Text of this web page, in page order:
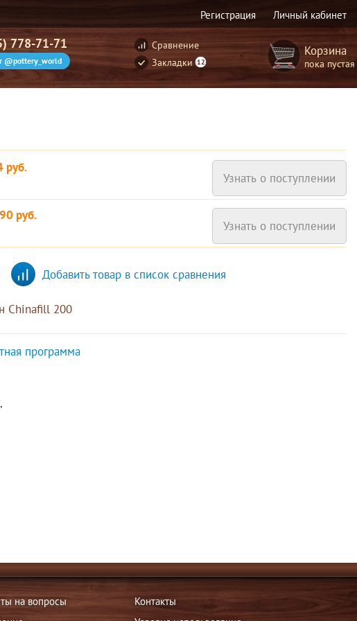
Регистрация Личный кабинет
778-71-71
@pottery_world
Сравнение
Закладки12
Корзина
пока пустая
руб.
Узнать о поступлении
руб.
Узнать о поступлении
Добавить товар в список сравнения
Chinafill 200
программа
на вопросы
Контакты